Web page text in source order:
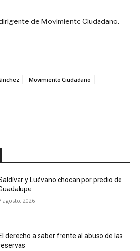
de Movimiento Ciudadano.
Movimiento Ciudadano
y Luévano chocan por predio de
agosto, 2026
El derecho a saber frente al abuso de las